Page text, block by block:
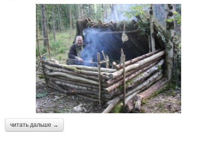
читать дальше →